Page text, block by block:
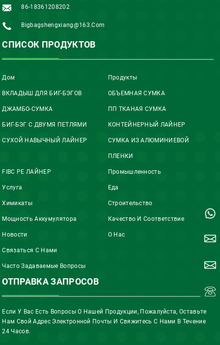
86-18361208202
Bigbagshengxiang@163.com
СПИСОК ПРОДУКТОВ
Дом Продукты
ВКЛАДЫШ ДЛЯ БИГ-БЭГОВ ОБЪЕМНАЯ СУМКА
ДЖАМБО-СУМКА ПП ТКАНАЯ СУМКА
БИГ-БЭГ С ДВУМЯ ПЕТЛЯМИ КОНТЕЙНЕРНЫЙ ЛАЙНЕР
СУХОЙ НАВЫЧНЫЙ ЛАЙНЕР СУМКА ИЗ АЛЮМИНИЕВОЙ
ПЛЕНКИ
FIBC PE ЛАЙНЕР Промышленность
Услуга Еда
Химикаты Строительство
Мощность Аккумулятора Качество И Соответствие
Новости О Нас
Связаться С Нами
Часто Задаваемые Вопросы
ОТПРАВКА ЗАПРОСОВ
Если У Вас Есть Вопросы О Нашей Продукции, Пожалуйста, Оставьте
Нам Свой Адрес Электронной Почты И Свяжитесь С Нами В Течение
24 Часов.